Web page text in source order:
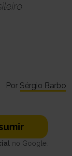
Por Sérgio Barbo
no Google.